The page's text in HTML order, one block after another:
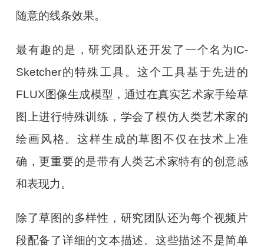
随意的线条效果。
最有趣的是，研究团队还开发了一个名为IC-
Sketcher的特殊工具。这个工具基于先进的
FLUX图像生成模型，通过在真实艺术家手绘草
图上进行特殊训练，学会了模仿人类艺术家的
绘画风格。这样生成的草图不仅在技术上准
确，更重要的是带有人类艺术家特有的创意感
和表现力。
除了草图的多样性，研究团队还为每个视频片
段配备了详细的文本描述。这些描述不是简单